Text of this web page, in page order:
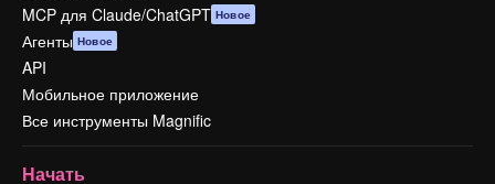
MCP для Claude/ChatGPT Новое
Агенты Новое
API
Мобильное приложение
Все инструменты Magnific
Начать